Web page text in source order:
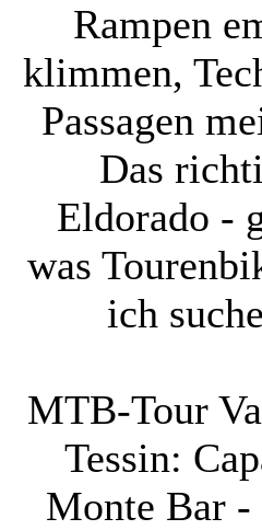
Rampen
klimmen,
Passagen
Das
Eldorado -
was
ich
MTB-Tour
Tessin:
Monte Bar -